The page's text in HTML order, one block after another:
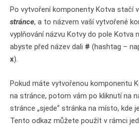
Po vytvoření komponenty Kotva stačí
stránce, a to názvem vaší vytvořené
vyplňování názvu Kotvy do pole Kotva
abyste před název dali # (hashtag –
x).
Pokud máte vytvořenou komponentu
na stránce, potom vám po kliknutí na
stránce „sjede“ stránka na místo, kde
Tento odkaz můžete použít v rámci